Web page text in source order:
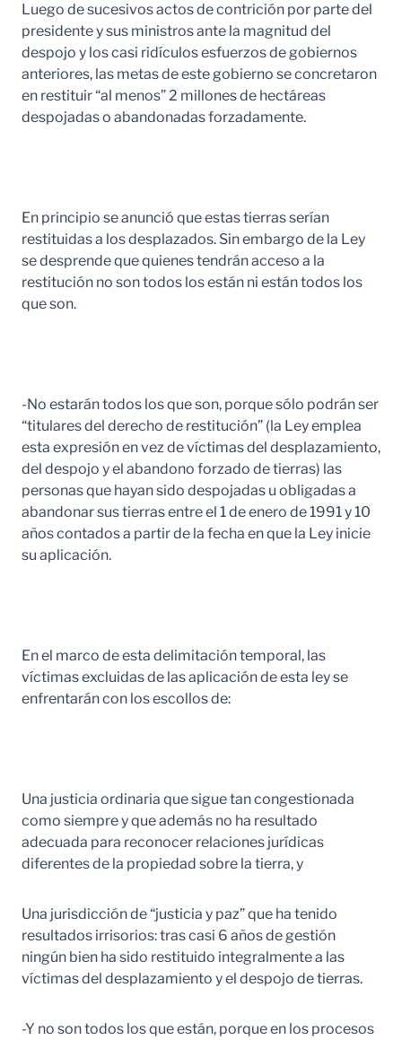
Luego de sucesivos actos de contrición por parte del
presidente y sus ministros ante la magnitud del
despojo y los casi ridículos esfuerzos de gobiernos
anteriores, las metas de este gobierno se concretaron
en restituir “al menos” 2 millones de hectáreas
despojadas o abandonadas forzadamente.
En principio se anunció que estas tierras serían
restituidas a los desplazados. Sin embargo de la Ley
se desprende que quienes tendrán acceso a la
restitución no son todos los están ni están todos los
que son.
-No estarán todos los que son, porque sólo podrán ser
“titulares del derecho de restitución” (la Ley emplea
esta expresión en vez de víctimas del desplazamiento,
del despojo y el abandono forzado de tierras) las
personas que hayan sido despojadas u obligadas a
abandonar sus tierras entre el 1 de enero de 1991 y 10
años contados a partir de la fecha en que la Ley inicie
su aplicación.
En el marco de esta delimitación temporal, las
víctimas excluidas de las aplicación de esta ley se
enfrentarán con los escollos de:
Una justicia ordinaria que sigue tan congestionada
como siempre y que además no ha resultado
adecuada para reconocer relaciones jurídicas
diferentes de la propiedad sobre la tierra, y
Una jurisdicción de “justicia y paz” que ha tenido
resultados irrisorios: tras casi 6 años de gestión
ningún bien ha sido restituido integralmente a las
víctimas del desplazamiento y el despojo de tierras.
-Y no son todos los que están, porque en los procesos